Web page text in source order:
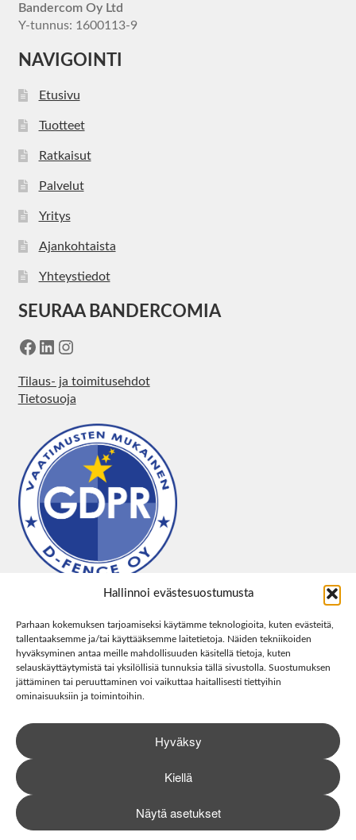
Hallinnoi evästesuostumusta
Parhaan kokemuksen tarjoamiseksi käytämme teknologioita, kuten evästeitä,
tallentaaksemme ja/tai käyttääksemme laitetietoja. Näiden tekniikoiden
hyväksyminen antaa meille mahdollisuuden käsitellä tietoja, kuten
selauskäyttäytymistä tai yksilöllisiä tunnuksia tällä sivustolla. Suostumuksen
jättäminen tai peruuttaminen voi vaikuttaa haitallisesti tiettyihin
ominaisuuksiin ja toimintoihin.
Hyväksy
Kiellä
Näytä asetukset
Bandercom Oy Ltd
Y-tunnus: 1600113-9
NAVIGOINTI
Etusivu
Tuotteet
Ratkaisut
Palvelut
Yritys
Ajankohtaista
Yhteystiedot
SEURAA BANDERCOMIA
Facebook
LinkedIn
Instagram
Tilaus- ja toimitusehdot
Tietosuoja
0